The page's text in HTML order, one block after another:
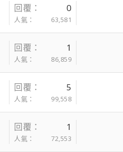
回覆 0
人氣 63,581
回覆 1
人氣 86,859
回覆 5
人氣 99,558
回覆 1
人氣 72,553